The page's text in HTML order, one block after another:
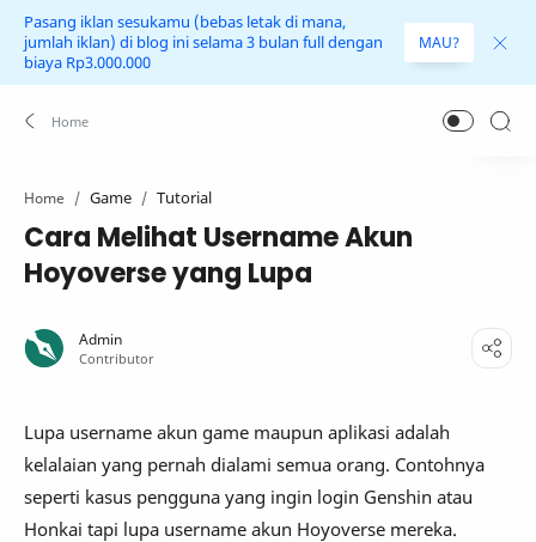
Pasang iklan sesukamu (bebas letak di mana,
jumlah iklan) di blog ini selama 3 bulan full dengan
biaya Rp3.000.000
MAU?
Home Game Tutorial
Cara Melihat Username Akun
Hoyoverse yang Lupa
Lupa username akun game maupun aplikasi adalah
kelalaian yang pernah dialami semua orang. Contohnya
seperti kasus pengguna yang ingin login Genshin atau
Honkai tapi lupa username akun Hoyoverse mereka.